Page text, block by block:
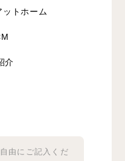
ットホーム
介